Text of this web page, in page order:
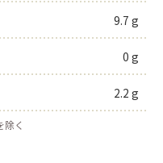
9.7 g
0 g
2.2 g
除く